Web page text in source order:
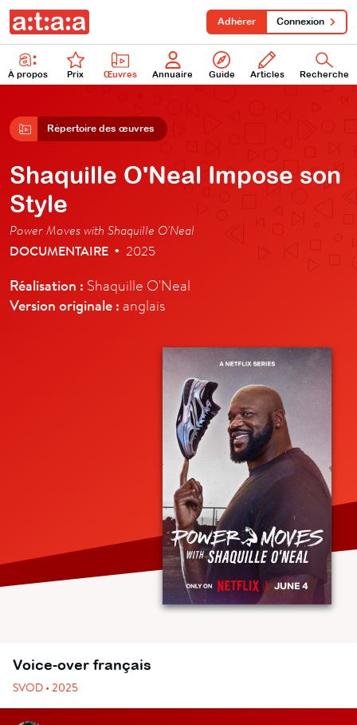
À propos Prix Œuvres Annuaire Guide Articles Recherche
Adhérer Connexion
Répertoire des œuvres
Shaquille O'Neal Impose son
Style
Power Moves with Shaquille O'Neal
DOCUMENTAIRE • 2025
Réalisation : Shaquille O'Neal
Version originale : anglais
Voice-over français
SVOD • 2025